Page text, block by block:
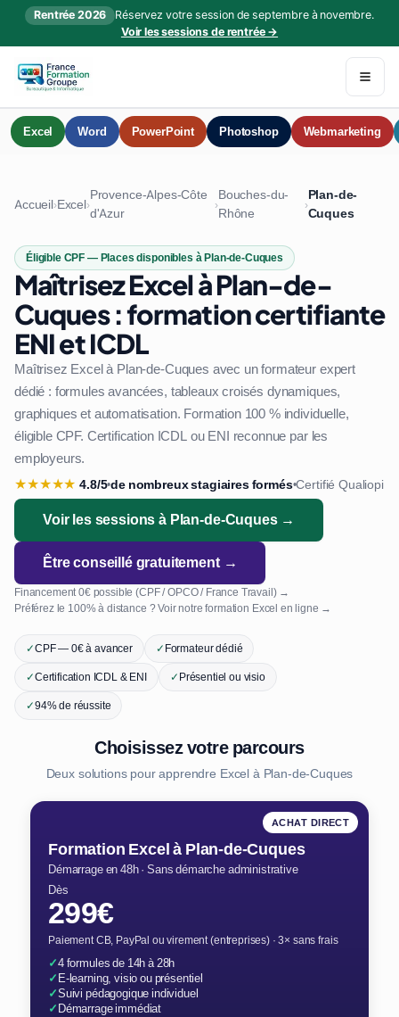
Rentrée 2026
Réservez votre session de septembre à novembre.
Voir les sessions de rentrée →
Excel Word PowerPoint Photoshop Webmarketing
Accueil›Excel›
Provence-Alpes-Côte
d'Azur
›
Bouches-du-
Rhône
›
Plan-de-
Cuques
Éligible CPF — Places disponibles à Plan-de-Cuques
Maîtrisez Excel à Plan-de-
Cuques : formation certifiante
ENI et ICDL
Maîtrisez Excel à Plan-de-Cuques avec un formateur expert
dédié : formules avancées, tableaux croisés dynamiques,
graphiques et automatisation. Formation 100 % individuelle,
éligible CPF. Certification ICDL ou ENI reconnue par les
employeurs.
★★★★★ 4.8/5•de nombreux stagiaires formés•Certifié Qualiopi
Voir les sessions à Plan-de-Cuques →
Être conseillé gratuitement →
Financement 0€ possible (CPF / OPCO / France Travail) →
Préférez le 100% à distance ? Voir notre formation Excel en ligne →
✓CPF — 0€ à avancer ✓Formateur dédié
✓Certification ICDL & ENI ✓Présentiel ou visio
✓94% de réussite
Choisissez votre parcours
Deux solutions pour apprendre Excel à Plan-de-Cuques
ACHAT DIRECT
Formation Excel à Plan-de-Cuques
Démarrage en 48h · Sans démarche administrative
Dès
299€
Paiement CB, PayPal ou virement (entreprises) · 3× sans frais
✓4 formules de 14h à 28h
✓E-learning, visio ou présentiel
✓Suivi pédagogique individuel
✓Démarrage immédiat